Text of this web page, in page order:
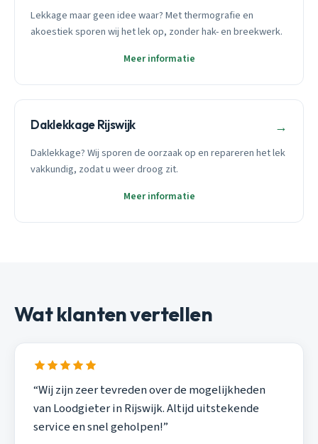
Lekkage maar geen idee waar? Met thermografie en
akoestiek sporen wij het lek op, zonder hak- en breekwerk.
Meer informatie
Daklekkage Rijswijk →
Daklekkage? Wij sporen de oorzaak op en repareren het lek
vakkundig, zodat u weer droog zit.
Meer informatie
Wat klanten vertellen
“Wij zijn zeer tevreden over de mogelijkheden
van Loodgieter in Rijswijk. Altijd uitstekende
service en snel geholpen!”